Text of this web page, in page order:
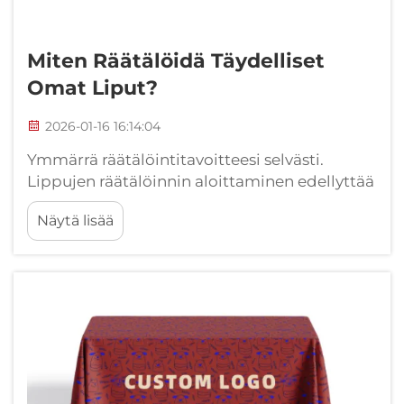
Miten Räätälöidä Täydelliset
Omat Liput?
2026-01-16 16:14:04
Ymmärrä räätälöintitavoitteesi selvästi.
Lippujen räätälöinnin aloittaminen edellyttää
tavoitteiden selkeyttämistä, koska tämä on
menestyksen perusta. Lippujen
käyttötarkoitus määrää lipun koon,
Näytä lisää